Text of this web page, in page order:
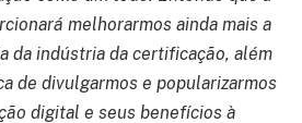
melhorarmos ainda mais a
da indústria da certificação, além
de divulgarmos e popularizarmos
digital e seus benefícios à